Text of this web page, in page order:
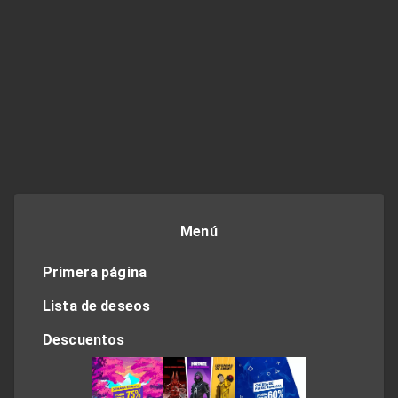
Menú
Primera página
Lista de deseos
Descuentos